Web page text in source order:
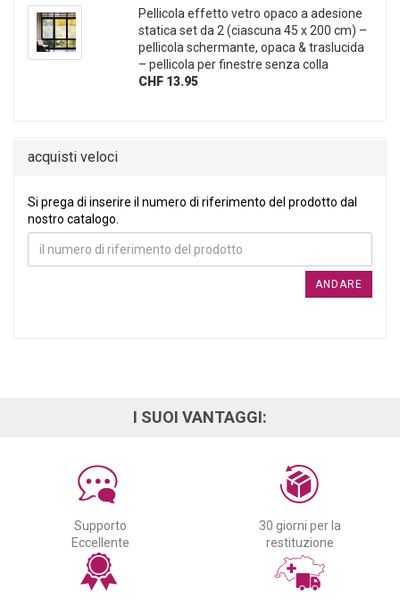
Pellicola effetto vetro opaco a adesione
statica set da 2 (ciascuna 45 x 200 cm) –
pellicola schermante, opaca & traslucida
– pellicola per finestre senza colla
CHF 13.95
acquisti veloci
SI PREGA DI INSERIRE IL NUMERO DI RIFERIMENTO DEL
Si prega di inserire il numero di riferimento del prodotto dal
nostro catalogo.
ANDARE
I SUOI VANTAGGI:
Supporto
Eccellente
30 giorni per la
restituzione